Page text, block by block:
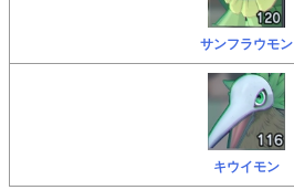
サンフラウモン
キウイモン